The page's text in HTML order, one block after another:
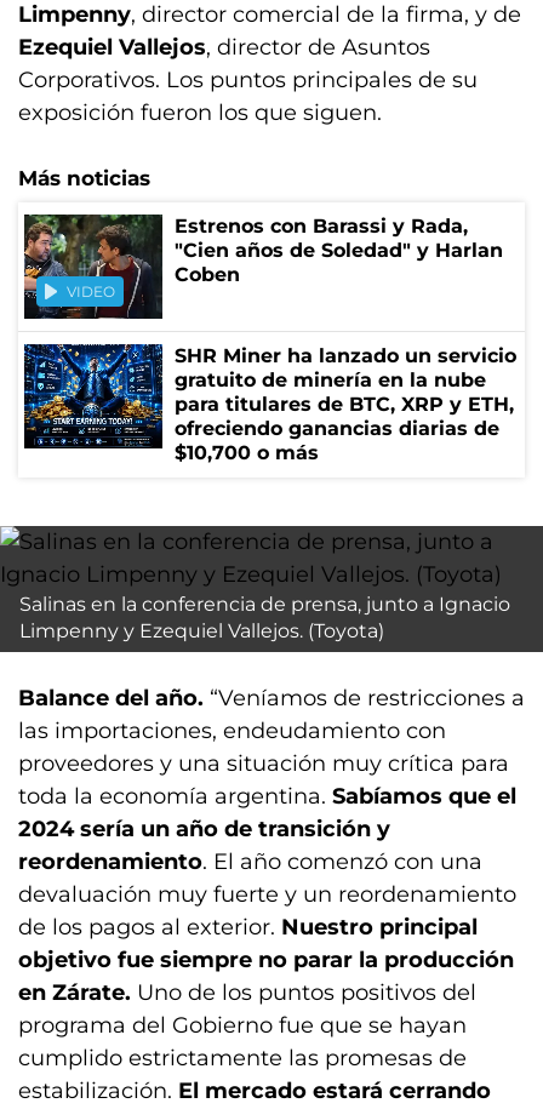
Limpenny, director comercial de la firma, y de
Ezequiel Vallejos, director de Asuntos
Corporativos. Los puntos principales de su
exposición fueron los que siguen.
Más noticias
VIDEO
Estrenos con Barassi y Rada,
"Cien años de Soledad" y Harlan
Coben
SHR Miner ha lanzado un servicio
gratuito de minería en la nube
para titulares de BTC, XRP y ETH,
ofreciendo ganancias diarias de
$10,700 o más
Salinas en la conferencia de prensa, junto a Ignacio
Limpenny y Ezequiel Vallejos. (Toyota)
Balance del año. “Veníamos de restricciones a
las importaciones, endeudamiento con
proveedores y una situación muy crítica para
toda la economía argentina. Sabíamos que el
2024 sería un año de transición y
reordenamiento. El año comenzó con una
devaluación muy fuerte y un reordenamiento
de los pagos al exterior. Nuestro principal
objetivo fue siempre no parar la producción
en Zárate. Uno de los puntos positivos del
programa del Gobierno fue que se hayan
cumplido estrictamente las promesas de
estabilización. El mercado estará cerrando